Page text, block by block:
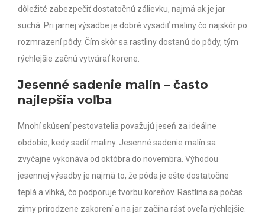
dôležité zabezpečiť dostatočnú zálievku, najmä ak je jar
suchá. Pri jarnej výsadbe je dobré vysadiť maliny čo najskôr po
rozmrazení pôdy. Čím skôr sa rastliny dostanú do pôdy, tým
rýchlejšie začnú vytvárať korene.
Jesenné sadenie malín – často
najlepšia voľba
Mnohí skúsení pestovatelia považujú jeseň za ideálne
obdobie, kedy sadiť maliny. Jesenné sadenie malín sa
zvyčajne vykonáva od októbra do novembra. Výhodou
jesennej výsadby je najmä to, že pôda je ešte dostatočne
teplá a vlhká, čo podporuje tvorbu koreňov. Rastlina sa počas
zimy prirodzene zakorení a na jar začína rásť oveľa rýchlejšie.